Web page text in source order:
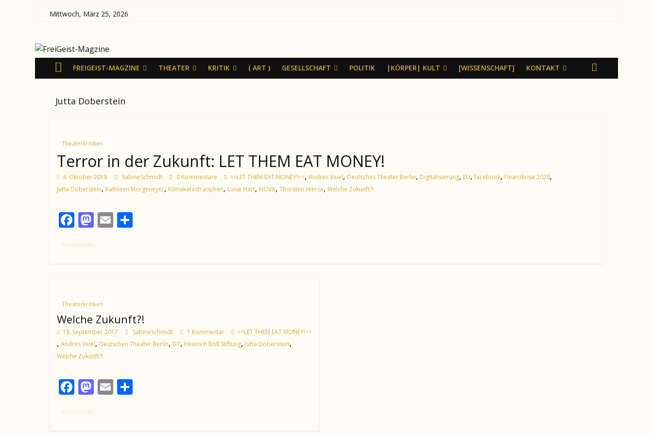
ZumMittwoch, März 25, 2026
FreiGeist-
Magzine
News
Politik
FREIGEIST-MAGZINE THEATER KRITIK ( ART ) GESELLSCHAFT POLITIK |KÖRPER| KULT [WISSENSCHAFT] KONTAKT
Jutta Doberstein
Theaterkritiken
Terror in der Zukunft: LET THEM EAT MONEY!
4. Oktober 2018 SabineSchmidt 0 Kommentare >>LET THEM EAT MONEY!<<, Andres Veiel, Deutsches Theater Berlin, Digitalisierung, EU,facebook, Finanzkrise 2028,
Jutta Doberstein, Kathleen Morgeneyer, Kilmakatastraophen, Luise Hart, NOVA, Thorsten Hierse, Welche Zukunft?!
F
e
o
k
M
n
E
Weiterlesen
Theaterkritiken
Welche Zukunft?!
18. September 2017 SabineSchmidt 1 Kommentar >>LET THEM EAT MONEY!<<
, Andres Veiel, Deutschen Theater Berlin, DT, Heinrich Böll Stiftung, Jutta Doberstein,
Welche Zukunft?!
F
e
M E
Weiterlesen